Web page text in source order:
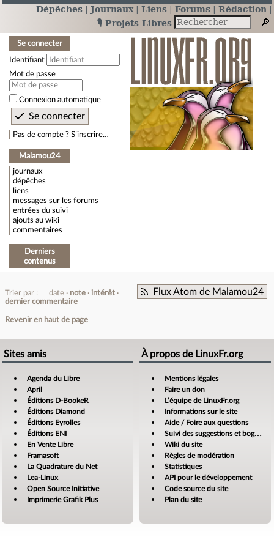
Dépêches Journaux Liens Forums
Rédaction
🎙️ Projets Libres
Se connecter
Identifiant
Mot de passe
Connexion automatique
Pas de compte ? S’inscrire…
Malamou24
journaux
dépêches
liens
messages sur les forums
entrées du suivi
ajouts au wiki
commentaires
Derniers
contenus
Flux Atom de Malamou24
Trier par : date note
intérêt
dernier commentaire
Revenir en haut de page
Sites amis
Agenda du Libre
April
Éditions D-BookeR
Éditions Diamond
Éditions Eyrolles
Éditions ENI
En Vente Libre
Framasoft
La Quadrature du Net
Lea-Linux
Open Source Initiative
Imprimerie Grafik Plus
À propos de LinuxFr.org
Mentions légales
Faire un don
L’équipe de LinuxFr.org
Informations sur le site
Aide / Foire aux questions
Suivi des suggestions et bogues
Wiki du site
Règles de modération
Statistiques
API pour le développement
Code source du site
Plan du site